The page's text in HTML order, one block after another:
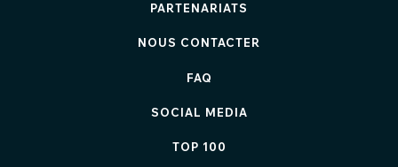
PARTENARIATS
NOUS CONTACTER
FAQ
SOCIAL MEDIA
TOP 100